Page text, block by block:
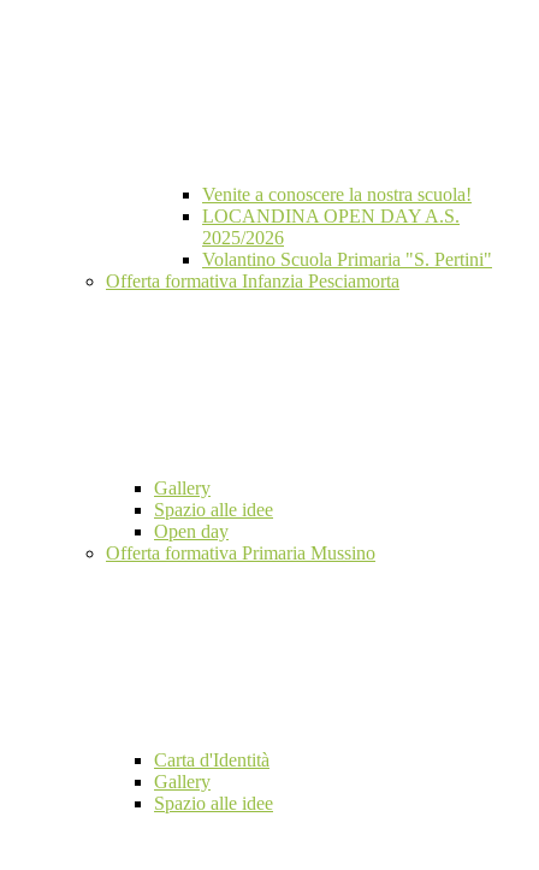
Venite a conoscere la nostra scuola!
LOCANDINA OPEN DAY A.S.
2025/2026
Volantino Scuola Primaria "S. Pertini"
Offerta formativa Infanzia Pesciamorta
Gallery
Spazio alle idee
Open day
Offerta formativa Primaria Mussino
Carta d'Identità
Gallery
Spazio alle idee